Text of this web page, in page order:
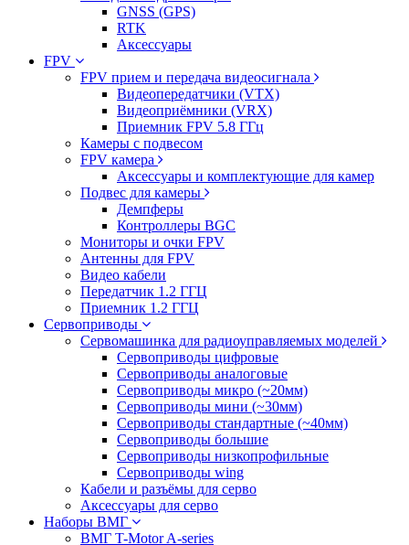
GNSS (GPS)
RTK
Аксессуары
FPV
FPV прием и передача видеосигнала
Видеопередатчики (VTX)
Видеоприёмники (VRX)
Приемник FPV 5.8 ГГц
Камеры с подвесом
FPV камера
Аксессуары и комплектующие для камер
Подвес для камеры
Демпферы
Контроллеры BGC
Мониторы и очки FPV
Антенны для FPV
Видео кабели
Передатчик 1.2 ГГЦ
Приемник 1.2 ГГЦ
Сервоприводы
Сервомашинка для радиоуправляемых моделей
Сервоприводы цифровые
Сервоприводы аналоговые
Сервоприводы микро (~20мм)
Сервоприводы мини (~30мм)
Сервоприводы стандартные (~40мм)
Сервоприводы большие
Сервоприводы низкопрофильные
Сервоприводы wing
Кабели и разъёмы для серво
Аксессуары для серво
Наборы ВМГ
ВМГ T-Motor A-series